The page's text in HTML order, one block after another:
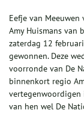
Eefje van
Amy Huismans van
zaterdag 12
gewonnen. Deze
voorronde van De
binnenkort regio
van hen wel De